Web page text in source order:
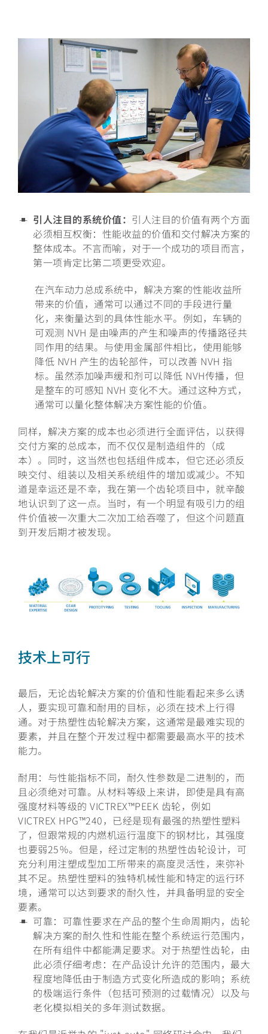
引人注目的系统价值： 引人注目的价值有两个方面
必须相互权衡：性能收益的价值和交付解决方案的
整体成本。不言而喻，对于一个成功的项目而言，
第一项肯定比第二项更受欢迎。
在汽车动力总成系统中，解决方案的性能收益所
带来的价值，通常可以通过不同的手段进行量
化，来衡量达到的具体性能水平。例如，车辆的
可观测 NVH 是由噪声的产生和噪声的传播路径共
同作用的结果。与使用金属部件相比，使用能够
降低 NVH 产生的齿轮部件，可以改善 NVH 指
标。虽然添加噪声缓和剂可以降低 NVH传播，但
是整车的可感知 NVH 变化不大。通过这种方式，
通常可以量化整体解决方案性能的价值。
同样，解决方案的成本也必须进行全面评估，以获得
交付方案的总成本，而不仅仅是制造组件的（成
本）。同时，这当然也包括组件成本，但它还必须反
映交付、组装以及相关系统组件的增加或减少。不知
道是幸运还是不幸，我在第一个齿轮项目中，就辛酸
地认识到了这一点。当时，有一个明显有吸引力的组
件价值被一次重大二次加工给吞噬了，但这个问题直
到开发后期才被发现。
技术上可行
最后，无论齿轮解决方案的价值和性能看起来多么诱
人，要实现可靠和耐用的目标，必须在技术上行得
通。对于热塑性齿轮解决方案，这通常是最难实现的
要素，并且在整个开发过程中都需要最高水平的技术
能力。
耐用：与性能指标不同，耐久性参数是二进制的，而
且必须绝对可靠。从材料等级上来讲，即使是具有高
强度材料等级的 VICTREX™PEEK 齿轮，例如
VICTREX HPG™240，已经是现有最强的热塑性塑料
了，但跟常规的内燃机运行温度下的钢材比，其强度
也要弱25％。但是，经过定制的热塑性齿轮设计，可
充分利用注塑成型加工所带来的高度灵活性，来弥补
其不足。热塑性塑料的独特机械性能和特定的运行环
境，通常可以达到要求的耐久性，并具备明显的安全
要素。
可靠：可靠性要求在产品的整个生命周期内，齿轮
解决方案的耐久性和性能在整个系统运行范围内，
在所有组件中都能满足要求。对于热塑性齿轮，由
此必须仔细考虑：在产品设计允许的范围内，最大
程度地降低由于制造方式变化所造成的影响；系统
的极端运行条件（包括可预测的过载情况）以及与
老化模拟相关的多年测试数据。